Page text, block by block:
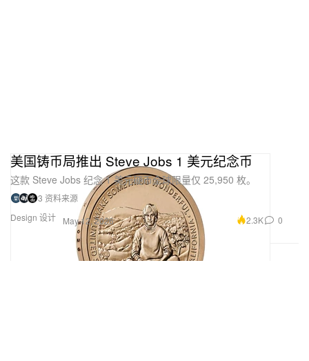
Design 设计
美国铸币局推出 Steve Jobs 1 美元纪念币
这款 Steve Jobs 纪念 1 美元硬币全球限量仅 25,950 枚。
3 资料来源
May 12, 2026
2.3K 0